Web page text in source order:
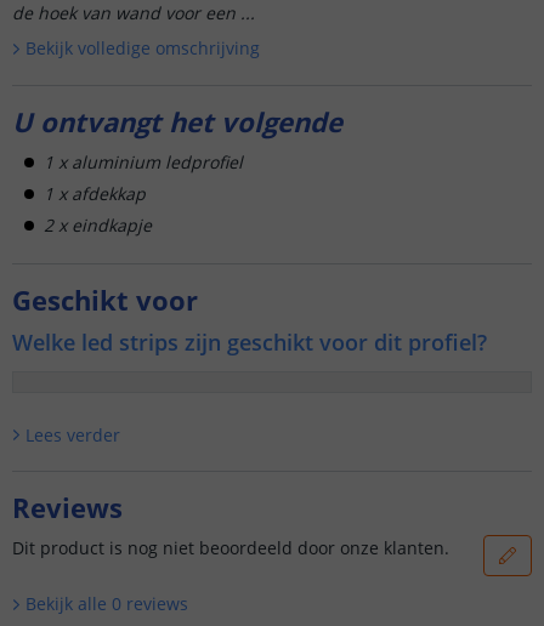
de hoek van wand voor een ...
Bekijk volledige omschrijving
U ontvangt het volgende
1 x aluminium ledprofiel
1 x afdekkap
2 x eindkapje
Geschikt voor
Welke led strips zijn geschikt voor dit profiel?
Lees verder
Reviews
Dit product is nog niet beoordeeld door onze klanten.
Bekijk alle 0 reviews